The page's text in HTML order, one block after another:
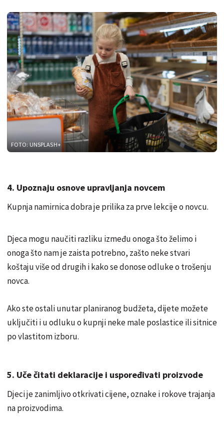
FOTO: UNSPLASH+
4. Upoznaju osnove upravljanja novcem
Kupnja namirnica dobra je prilika za prve lekcije o novcu.
Djeca mogu naučiti razliku između onoga što želimo i
onoga što nam je zaista potrebno, zašto neke stvari
koštaju više od drugih i kako se donose odluke o trošenju
novca.
Ako ste ostali unutar planiranog budžeta, dijete možete
uključiti i u odluku o kupnji neke male poslastice ili sitnice
po vlastitom izboru.
5. Uče čitati deklaracije i uspoređivati proizvode
Djeci je zanimljivo otkrivati cijene, oznake i rokove trajanja
na proizvodima.